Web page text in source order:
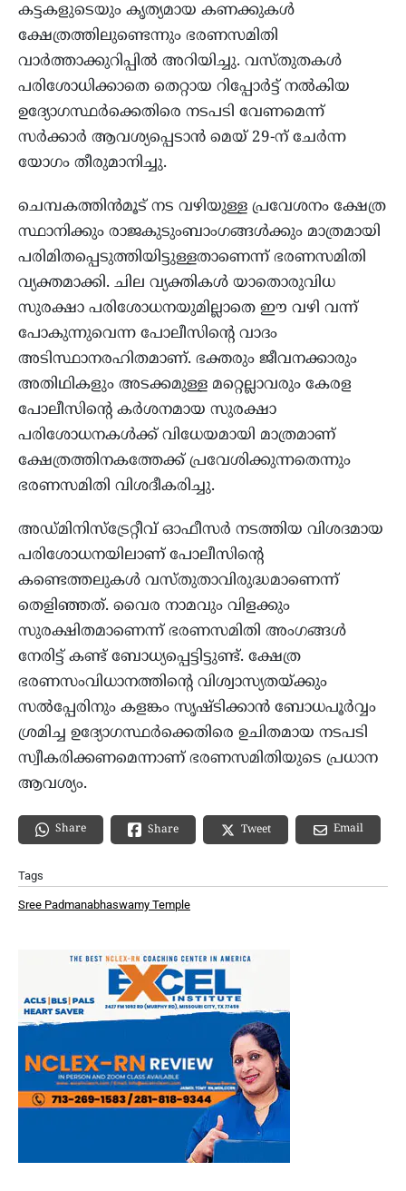
കട്ടകളുടെയും കൃത്യമായ കണക്കുകൾ
ക്ഷേത്രത്തിലുണ്ടെന്നും ഭരണസമിതി
വാർത്താക്കുറിപ്പിൽ അറിയിച്ചു. വസ്തുതകൾ
പരിശോധിക്കാതെ തെറ്റായ റിപ്പോർട്ട് നൽകിയ
ഉദ്യോഗസ്ഥർക്കെതിരെ നടപടി വേണമെന്ന്
സർക്കാർ ആവശ്യപ്പെടാൻ മെയ് 29-ന് ചേർന്ന
യോഗം തീരുമാനിച്ചു.
ചെമ്പകത്തിൻമൂട് നട വഴിയുള്ള പ്രവേശനം ക്ഷേത്ര
സ്ഥാനിക്കും രാജകുടുംബാംഗങ്ങൾക്കും മാത്രമായി
പരിമിതപ്പെടുത്തിയിട്ടുള്ളതാണെന്ന് ഭരണസമിതി
വ്യക്തമാക്കി. ചില വ്യക്തികൾ യാതൊരുവിധ
സുരക്ഷാ പരിശോധനയുമില്ലാതെ ഈ വഴി വന്ന്
പോകുന്നുവെന്ന പോലീസിന്റെ വാദം
അടിസ്ഥാനരഹിതമാണ്. ഭക്തരും ജീവനക്കാരും
അതിഥികളും അടക്കമുള്ള മറ്റെല്ലാവരും കേരള
പോലീസിന്റെ കർശനമായ സുരക്ഷാ
പരിശോധനകൾക്ക് വിധേയമായി മാത്രമാണ്
ക്ഷേത്രത്തിനകത്തേക്ക് പ്രവേശിക്കുന്നതെന്നും
ഭരണസമിതി വിശദീകരിച്ചു.
അഡ്മിനിസ്ട്രേറ്റീവ് ഓഫീസർ നടത്തിയ വിശദമായ
പരിശോധനയിലാണ് പോലീസിന്റെ
കണ്ടെത്തലുകൾ വസ്തുതാവിരുദ്ധമാണെന്ന്
തെളിഞ്ഞത്. വൈര നാമവും വിളക്കും
സുരക്ഷിതമാണെന്ന് ഭരണസമിതി അംഗങ്ങൾ
നേരിട്ട് കണ്ട് ബോധ്യപ്പെട്ടിട്ടുണ്ട്. ക്ഷേത്ര
ഭരണസംവിധാനത്തിന്റെ വിശ്വാസ്യതയ്ക്കും
സൽപ്പേരിനും കളങ്കം സൃഷ്ടിക്കാൻ ബോധപൂർവ്വം
ശ്രമിച്ച ഉദ്യോഗസ്ഥർക്കെതിരെ ഉചിതമായ നടപടി
സ്വീകരിക്കണമെന്നാണ് ഭരണസമിതിയുടെ പ്രധാന
ആവശ്യം.
Share Share Tweet Email
Tags
Sree Padmanabhaswamy Temple